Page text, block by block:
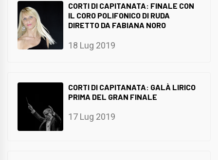
CORTI DI CAPITANATA: FINALE CON
IL CORO POLIFONICO DI RUDA
DIRETTO DA FABIANA NORO
18 Lug 2019
CORTI DI CAPITANATA: GALÀ LIRICO
PRIMA DEL GRAN FINALE
17 Lug 2019